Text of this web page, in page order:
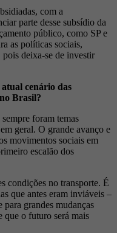
com a
parte desse subsídio da
público, como SP e
as políticas sociais,
deixa-se de investir
cenário das
Brasil?
foram temas
geral. O grande avanço e
movimentos sociais em
escalão dos
condições no transporte. É
que antes eram inviáveis –
grandes mudanças
que o futuro será mais